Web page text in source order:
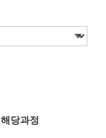
해당과정